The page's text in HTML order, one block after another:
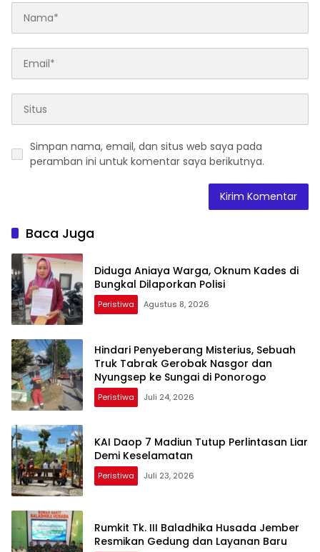
Simpan nama, email, dan situs web saya pada
peramban ini untuk komentar saya berikutnya.
Baca Juga
Diduga Aniaya Warga, Oknum Kades di
Bungkal Dilaporkan Polisi
Peristiwa Agustus 8, 2026
Hindari Penyeberang Misterius, Sebuah
Truk Tabrak Gerobak Nasgor dan
Nyungsep ke Sungai di Ponorogo
Peristiwa Juli 24, 2026
KAI Daop 7 Madiun Tutup Perlintasan Liar
Demi Keselamatan
Peristiwa Juli 23, 2026
Rumkit Tk. III Baladhika Husada Jember
Resmikan Gedung dan Layanan Baru